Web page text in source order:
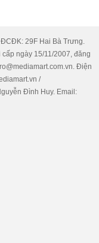
29F Hai Bà Trưng.
ngày 15/11/2007, đăng
Điện
/
Đình Huy. Email: